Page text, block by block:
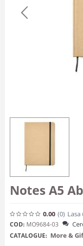
Notes A5
0.00 (0)
COD: MO9684-03
CATALOGUE: More &